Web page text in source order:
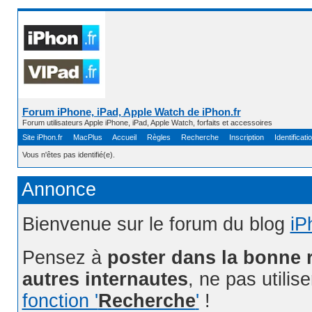
Forum iPhone, iPad, Apple Watch de iPhon.fr
Forum utilisateurs Apple iPhone, iPad, Apple Watch, forfaits et accessoires
Site iPhon.fr
MacPlus Accueil Règles Recherche Inscription
Vous n'êtes pas identifié(e).
Annonce
Bienvenue sur le forum du blog
Pensez à poster dans la bonne
autres internautes, ne pas
fonction 'Recherche' !